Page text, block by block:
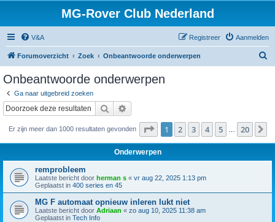
MG-Rover Club Nederland
V&A Aanmelden
Registreer
Forumoverzicht Zoek Onbeantwoorde onderwerpen
Onbeantwoorde onderwerpen
Ga naar uitgebreid zoeken
Zoek
Er zijn meer dan 1000 resultaten gevonden Pagina van 20
1 2 3 4 5 20
Onderwerpen
remprobleem
Laatste bericht door herman s « vr aug 22, 2025 1:13 pm
Geplaatst in 400 series en 45
MG F automaat opnieuw inleren lukt niet
Laatste bericht door Adriaan « zo aug 10, 2025 11:38 am
Geplaatst in Tech Info